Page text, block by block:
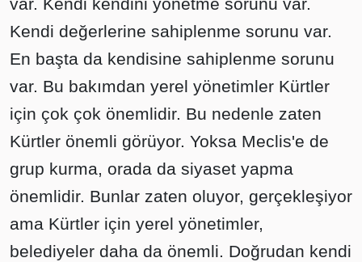
var. Kendi kendini yönetme sorunu var.
Kendi değerlerine sahiplenme sorunu var.
En başta da kendisine sahiplenme sorunu
var. Bu bakımdan yerel yönetimler Kürtler
için çok çok önemlidir. Bu nedenle zaten
Kürtler önemli görüyor. Yoksa Meclis'e de
grup kurma, orada da siyaset yapma
önemlidir. Bunlar zaten oluyor, gerçekleşiyor
ama Kürtler için yerel yönetimler,
belediyeler daha da önemli. Doğrudan kendi